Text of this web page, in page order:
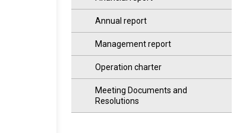
Annual report
Management report
Operation charter
Meeting Documents and
Resolutions